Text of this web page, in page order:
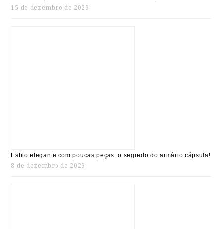
15 de dezembro de 2023
Estilo elegante com poucas peças: o segredo do armário cápsula!
8 de dezembro de 2023